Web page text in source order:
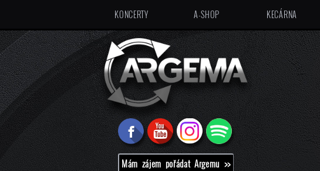
KONCERTY A-SHOP KECÁRNA
Mám zájem pořádat Argemu >>